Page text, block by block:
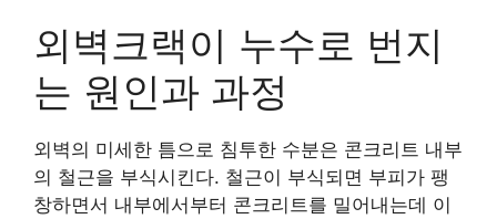
외벽크랙이 누수로 번지
는 원인과 과정
외벽의 미세한 틈으로 침투한 수분은 콘크리트 내부
의 철근을 부식시킨다. 철근이 부식되면 부피가 팽
창하면서 내부에서부터 콘크리트를 밀어내는데 이